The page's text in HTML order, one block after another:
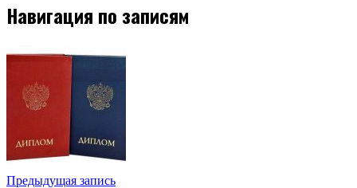
Навигация по записям
Предыдущая запись